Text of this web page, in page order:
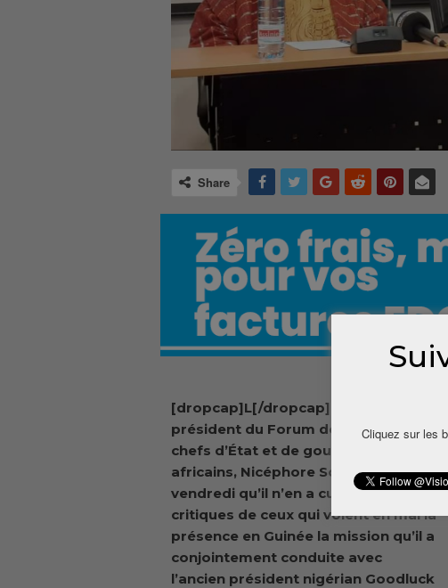
Share
[dropcap]L[/dropcap]e vice-
président du Forum des anciens
chefs d’État et de gouvernement
africains, Nicéphore Soglo, a déclaré
vendredi qu’il n’en a cure des
critiques de ceux qui voient en mal la
présence en Guinée la mission qu’il a
conjointement conduite avec
l’ancien président nigérian Goodluck
Cliquez sur les